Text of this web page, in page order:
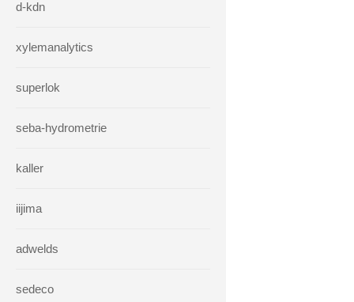
d-kdn
xylemanalytics
superlok
seba-hydrometrie
kaller
iijima
adwelds
sedeco